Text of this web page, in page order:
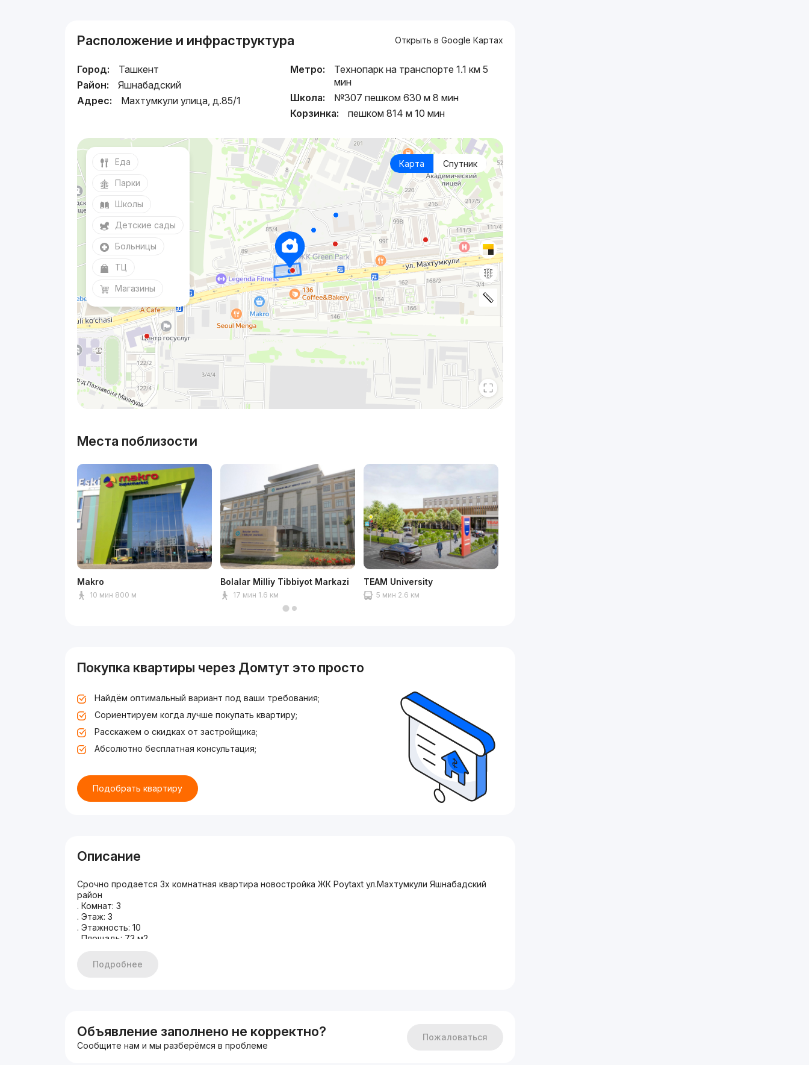
Расположение и инфраструктура Открыть в Google Картах
Город:
Ташкент
Район:
Яшнабадский
Адрес:
Махтумкули улица, д.85/1
Метро:
Технопарк на транспорте 1.1 км 5
мин
Школа:
№307 пешком 630 м 8 мин
Корзинка:
пешком 814 м 10 мин
Карта Спутник
Еда
Парки
Школы
Детские сады
Больницы
ТЦ
Магазины
Места поблизости
Makro
10 мин 800 м
Bolalar Milliy Tibbiyot Markazi
17 мин 1.6 км
TEAM University
5 мин 2.6 км
Покупка квартиры через Домтут это просто
Найдём оптимальный вариант под ваши требования;
Сориентируем когда лучше покупать квартиру;
Расскажем о скидках от застройщика;
Абсолютно бесплатная консультация;
Подобрать квартиру
Описание
Срочно продается 3х комнатная квартира новостройка ЖК Poytaxt ул.Махтумкули Яшнабадский
район
. Комнат: 3
. Этаж: 3
. Этажность: 10
. Площадь: 73 м2
. Цена: 105.000$
Подробнее
Объявление заполнено не корректно?
Сообщите нам и мы разберёмся в проблеме
Пожаловаться